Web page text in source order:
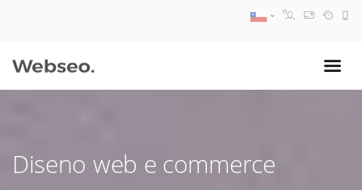
Diseno web e commerce
09:30 AM A 18:30 PM